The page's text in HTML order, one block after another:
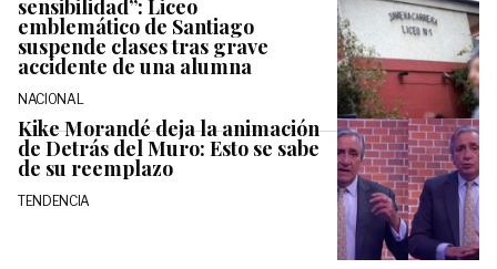
sensibilidad”: Liceo
emblemático de Santiago
suspende clases tras grave
accidente de una alumna
NACIONAL
Kike Morandé deja la animación
de Detrás del Muro: Esto se sabe
de su reemplazo
TENDENCIA